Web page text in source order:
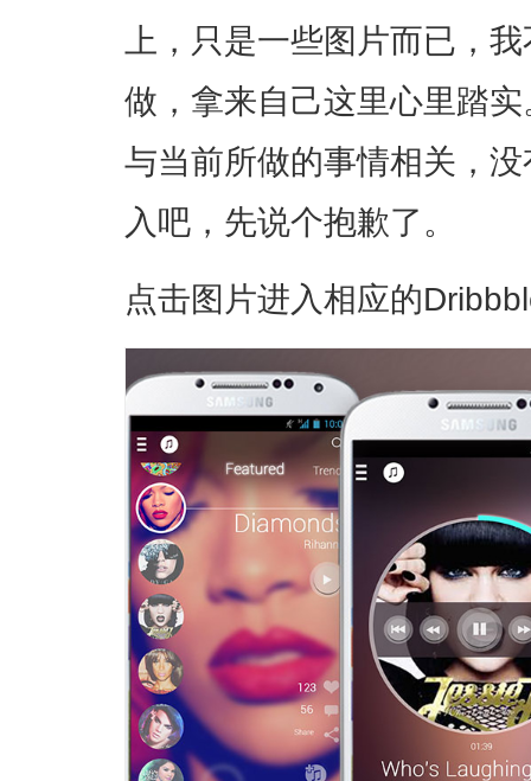
上，只是一些图片而已，
做，拿来自己这里心里踏
与当前所做的事情相关，
入吧，先说个抱歉了。
点击图片进入相应的